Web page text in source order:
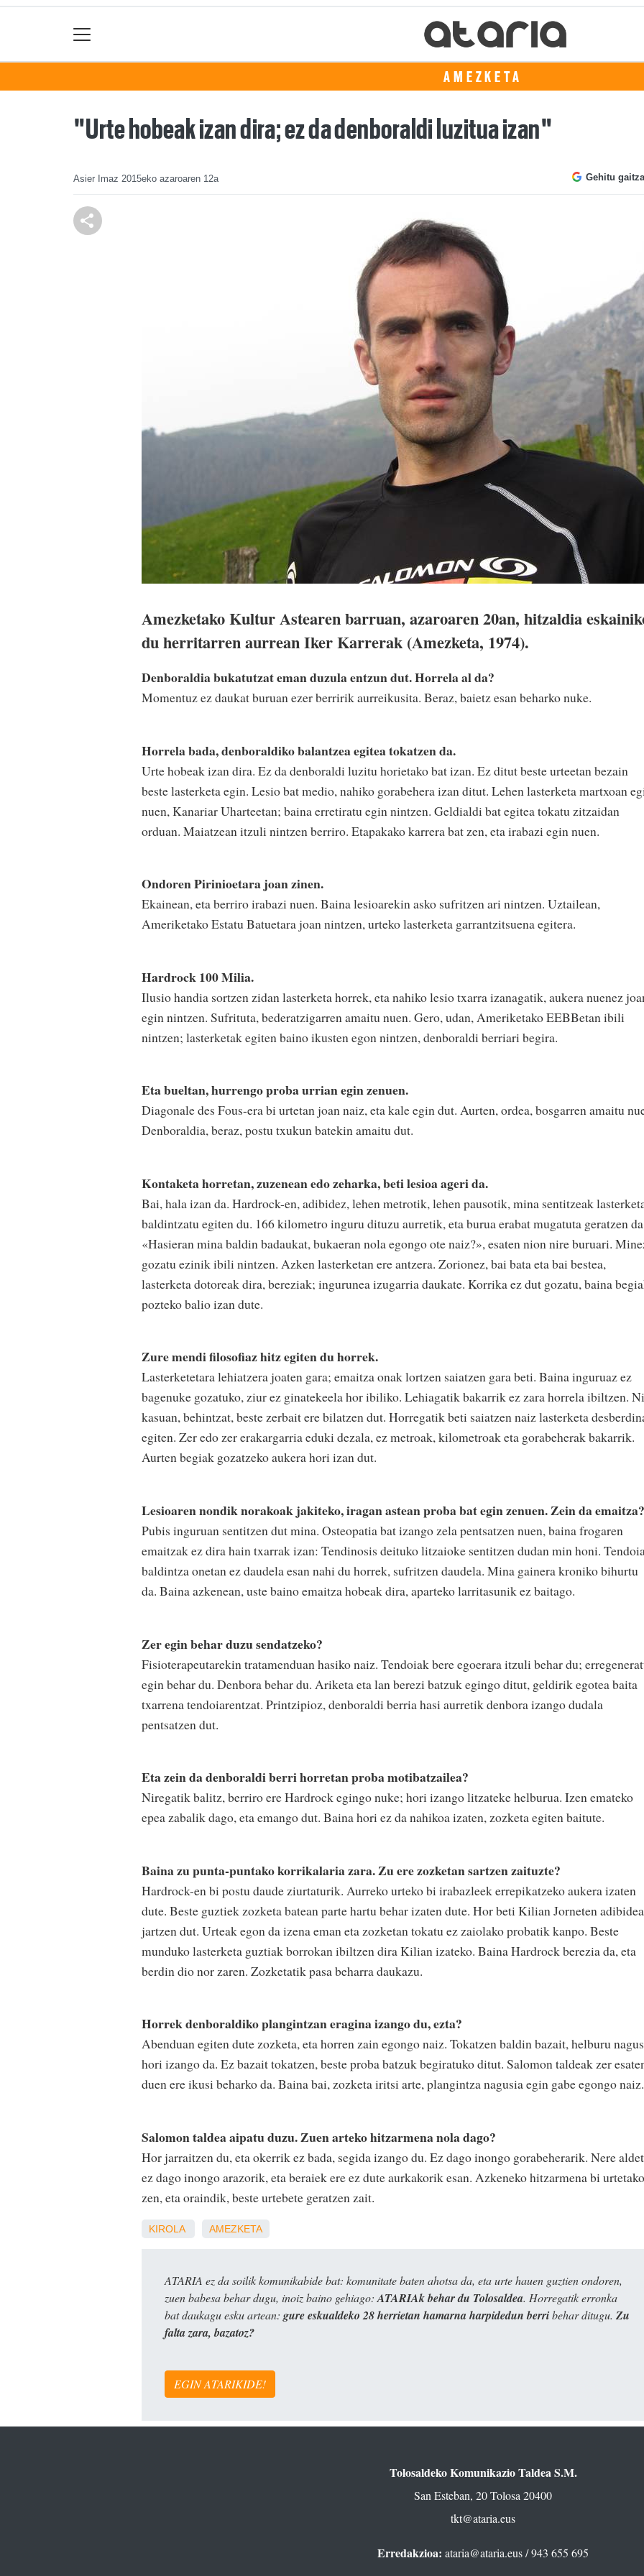
AMEZKETA
"Urte hobeak izan dira; ez da denboraldi luzitua izan"
Asier Imaz 2015eko azaroaren 12a Gehitu
Amezketako Kultur Astearen barruan, azaroaren 20an, hitzaldia
du herritarren aurrean Iker Karrerak (Amezketa, 1974).
Denboraldia bukatutzat eman duzula entzun dut. Horrela al da?
Momentuz ez daukat buruan ezer berririk aurreikusita. Beraz, baietz esan beharko nuke.
Horrela bada, denboraldiko balantzea egitea tokatzen da.
Urte hobeak izan dira. Ez da denboraldi luzitu horietako bat izan. Ez ditut beste urteetan bezain
beste lasterketa egin. Lesio bat medio, nahiko gorabehera izan ditut. Lehen lasterketa martxoan
nuen, Kanariar Uharteetan; baina erretiratu egin nintzen. Geldialdi bat egitea tokatu zitzaidan
orduan. Maiatzean itzuli nintzen berriro. Etapakako karrera bat zen, eta irabazi egin nuen.
Ondoren Pirinioetara joan zinen.
Ekainean, eta berriro irabazi nuen. Baina lesioarekin asko sufritzen ari nintzen. Uztailean,
Ameriketako Estatu Batuetara joan nintzen, urteko lasterketa garrantzitsuena egitera.
Hardrock 100 Milia.
Ilusio handia sortzen zidan lasterketa horrek, eta nahiko lesio txarra izanagatik, aukera nuenez
egin nintzen. Sufrituta, bederatzigarren amaitu nuen. Gero, udan, Ameriketako EEBBetan ibili
nintzen; lasterketak egiten baino ikusten egon nintzen, denboraldi berriari begira.
Eta bueltan, hurrengo proba urrian egin zenuen.
Diagonale des Fous-era bi urtetan joan naiz, eta kale egin dut. Aurten, ordea, bosgarren amaitu
Denboraldia, beraz, postu txukun batekin amaitu dut.
Kontaketa horretan, zuzenean edo zeharka, beti lesioa ageri da.
Bai, hala izan da. Hardrock-en, adibidez, lehen metrotik, lehen pausotik, mina sentitzeak
baldintzatu egiten du. 166 kilometro inguru dituzu aurretik, eta burua erabat mugatuta geratzen
«Hasieran mina baldin badaukat, bukaeran nola egongo ote naiz?», esaten nion nire buruari.
gozatu ezinik ibili nintzen. Azken lasterketan ere antzera. Zorionez, bai bata eta bai bestea,
lasterketa dotoreak dira, bereziak; ingurunea izugarria daukate. Korrika ez dut gozatu, baina
pozteko balio izan dute.
Zure mendi filosofiaz hitz egiten du horrek.
Lasterketetara lehiatzera joaten gara; emaitza onak lortzen saiatzen gara beti. Baina inguruaz ez
bagenuke gozatuko, ziur ez ginatekeela hor ibiliko. Lehiagatik bakarrik ez zara horrela ibiltzen.
kasuan, behintzat, beste zerbait ere bilatzen dut. Horregatik beti saiatzen naiz lasterketa
egiten. Zer edo zer erakargarria eduki dezala, ez metroak, kilometroak eta gorabeherak bakarrik.
Aurten begiak gozatzeko aukera hori izan dut.
Lesioaren nondik norakoak jakiteko, iragan astean proba bat egin zenuen. Zein da emaitza?
Pubis inguruan sentitzen dut mina. Osteopatia bat izango zela pentsatzen nuen, baina frogaren
emaitzak ez dira hain txarrak izan: Tendinosis deituko litzaioke sentitzen dudan min honi.
baldintza onetan ez daudela esan nahi du horrek, sufritzen daudela. Mina gainera kroniko bihurtu
da. Baina azkenean, uste baino emaitza hobeak dira, aparteko larritasunik ez baitago.
Zer egin behar duzu sendatzeko?
Fisioterapeutarekin tratamenduan hasiko naiz. Tendoiak bere egoerara itzuli behar du;
egin behar du. Denbora behar du. Ariketa eta lan berezi batzuk egingo ditut, geldirik egotea baita
txarrena tendoiarentzat. Printzipioz, denboraldi berria hasi aurretik denbora izango dudala
pentsatzen dut.
Eta zein da denboraldi berri horretan proba motibatzailea?
Niregatik balitz, berriro ere Hardrock egingo nuke; hori izango litzateke helburua. Izen emateko
epea zabalik dago, eta emango dut. Baina hori ez da nahikoa izaten, zozketa egiten baitute.
Baina zu punta-puntako korrikalaria zara. Zu ere zozketan sartzen zaituzte?
Hardrock-en bi postu daude ziurtaturik. Aurreko urteko bi irabazleek errepikatzeko aukera izaten
dute. Beste guztiek zozketa batean parte hartu behar izaten dute. Hor beti Kilian Jorneten adibidea
jartzen dut. Urteak egon da izena eman eta zozketan tokatu ez zaiolako probatik kanpo. Beste
munduko lasterketa guztiak borrokan ibiltzen dira Kilian izateko. Baina Hardrock berezia da, eta
berdin dio nor zaren. Zozketatik pasa beharra daukazu.
Horrek denboraldiko plangintzan eragina izango du, ezta?
Abenduan egiten dute zozketa, eta horren zain egongo naiz. Tokatzen baldin bazait, helburu
hori izango da. Ez bazait tokatzen, beste proba batzuk begiratuko ditut. Salomon taldeak zer
duen ere ikusi beharko da. Baina bai, zozketa iritsi arte, plangintza nagusia egin gabe egongo
Salomon taldea aipatu duzu. Zuen arteko hitzarmena nola dago?
Hor jarraitzen du, eta okerrik ez bada, segida izango du. Ez dago inongo gorabeherarik. Nere
ez dago inongo arazorik, eta beraiek ere ez dute aurkakorik esan. Azkeneko hitzarmena bi
zen, eta oraindik, beste urtebete geratzen zait.
KIROLA AMEZKETA
ATARIA ez da soilik komunikabide bat: komunitate baten ahotsa da, eta urte hauen guztien ondoren,
zuen babesa behar dugu, inoiz baino gehiago: ATARIAk behar du Tolosaldea. Horregatik erronka
bat daukagu esku artean: gure eskualdeko 28 herrietan hamarna harpidedun berribehar ditugu. Zu
falta zara, bazatoz?
EGIN ATARIKIDE!
Tolosaldeko Komunikazio Taldea S.M.
San Esteban, 20 Tolosa 20400
tkt@ataria.eus
Erredakzioa: ataria@ataria.eus/ 943 655 695